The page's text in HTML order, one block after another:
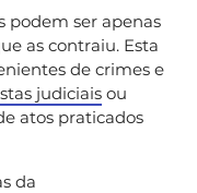
podem ser apenas
as contraiu. Esta
de crimes e
judiciais ou
atos praticados
da